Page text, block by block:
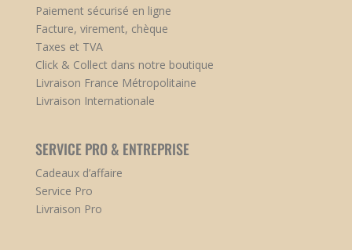
Paiement sécurisé en ligne
Facture, virement, chèque
Taxes et TVA
Click & Collect dans notre boutique
Livraison France Métropolitaine
Livraison Internationale
SERVICE PRO & ENTREPRISE
Cadeaux d’affaire
Service Pro
Livraison Pro